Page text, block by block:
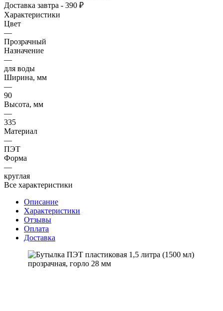
Доставка завтра - 390 ₽
Характеристики
Цвет
—
Прозрачный
Назначение
—
для воды
Ширина, мм
—
90
Высота, мм
—
335
Материал
—
ПЭТ
Форма
—
круглая
Все характеристики
Описание
Характеристики
Отзывы
Оплата
Доставка